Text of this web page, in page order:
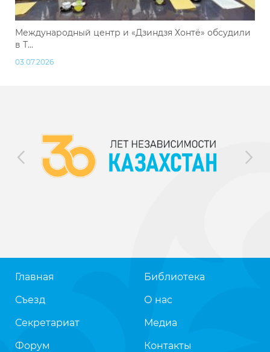
Международный центр и «Дзиндзя Хонтё» обсудили
в Т...
03.07.2026
Главная
Съезд
Секретариат
Форум
Библиотека
О нас
Медиа
Контакты